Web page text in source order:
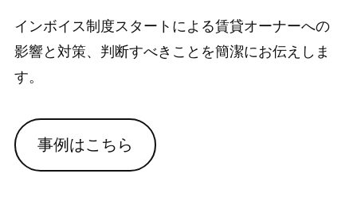
インボイス制度スタートによる賃貸オーナーへの
影響と対策、判断すべきことを簡潔にお伝えしま
す。
事例はこちら